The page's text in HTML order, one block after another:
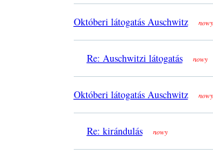
Októberi látogatás Auschwitz nowy
Re: Auschwitzi látogatás nowy
Októberi látogatás Auschwitz nowy
Re: kirándulás nowy